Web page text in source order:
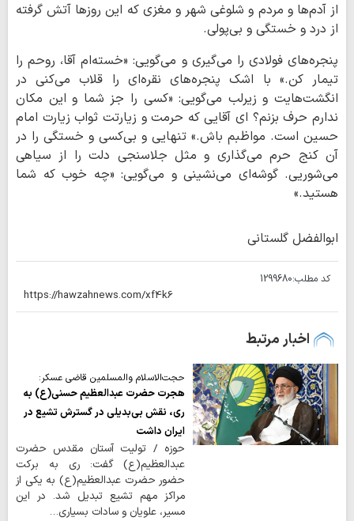
از آدم‌ها و مردم و شلوغی شهر و مغزی که این روزها آتش گرفته
از درد و خستگی و بی‌پولی.
پنجره‌های فولادی را می‌گیری و می‌گویی: «خسته‌ام آقا، روحم را
تیمار کن.» با اشک پنجره‌های نقره‌ای را قلاب می‌کنی در
انگشت‌هایت و زیرلب می‌گویی: «کسی را جز شما و این مکان
ندارم حرف بزنم؟ ای آقایی که حرمت و زیارتت ثواب زیارت امام
حسین است. مواظبم باش.» تنهایی و بی‌کسی و خستگی را در
آن کنج حرم می‌گذاری و مثل جلاسنجی دلت را از سیاهی
می‌شوریی. گوشه‌ای می‌نشینی و می‌گویی: «چه خوب که شما
هستید.»
ابوالفضل گلستانی
کد مطلب:1299680
اخبار مرتبط
حجت‌الاسلام والمسلمین قاضی عسکر:
هجرت حضرت عبدالعظیم حسنی(ع) به
ری، نقش بی‌بدیلی در گسترش تشیع در
ایران داشت
حوزه / تولیت آستان مقدس حضرت
عبدالعظیم(ع) گفت: ری به برکت
حضور حضرت عبدالعظیم(ع) به یکی از
مراکز مهم تشیع تبدیل شد. در این
مسیر، علویان و سادات بسیاری…